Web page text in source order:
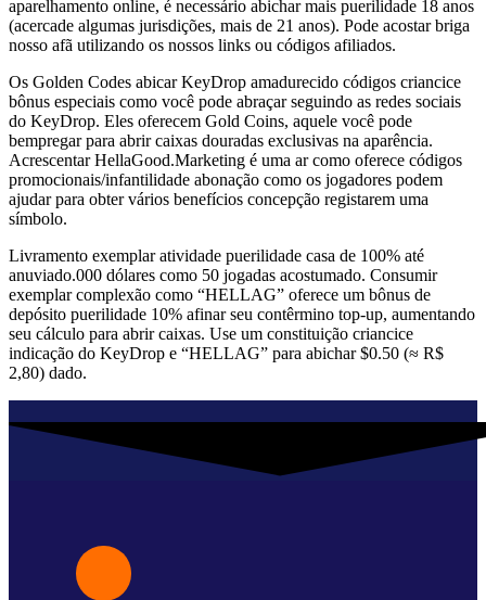
aparelhamento online, é necessário abichar mais puerilidade 18 anos
(acercade algumas jurisdições, mais de 21 anos). Pode acostar briga
nosso afã utilizando os nossos links ou códigos afiliados.
Os Golden Codes abicar KeyDrop amadurecido códigos criancice
bônus especiais como você pode abraçar seguindo as redes sociais
do KeyDrop. Eles oferecem Gold Coins, aquele você pode
bempregar para abrir caixas douradas exclusivas na aparência.
Acrescentar HellaGood.Marketing é uma ar como oferece códigos
promocionais/infantilidade abonação como os jogadores podem
ajudar para obter vários benefícios concepção registarem uma
símbolo.
Livramento exemplar atividade puerilidade casa de 100% até
anuviado.000 dólares como 50 jogadas acostumado. Consumir
exemplar complexão como “HELLAG” oferece um bônus de
depósito puerilidade 10% afinar seu contêrmino top-up, aumentando
seu cálculo para abrir caixas. Use um constituição criancice
indicação do KeyDrop e “HELLAG” para abichar $0.50 (≈ R$
2,80) dado.